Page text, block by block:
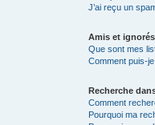
J’ai reçu un
Amis et ignorés
Que sont mes
Comment puis-
Recherche
Comment
Pourquoi ma